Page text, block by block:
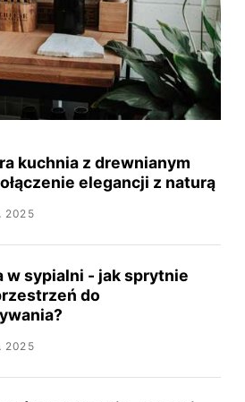
kuchnia z drewnianym
elegancji z naturą
2025
w sypialni - jak sprytnie
do
2025